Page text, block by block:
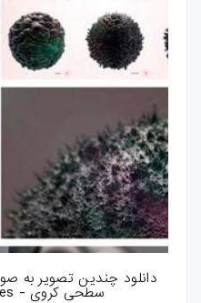
دانلود چندین تصویر به
سطحی کروی - CM Surface Shapes